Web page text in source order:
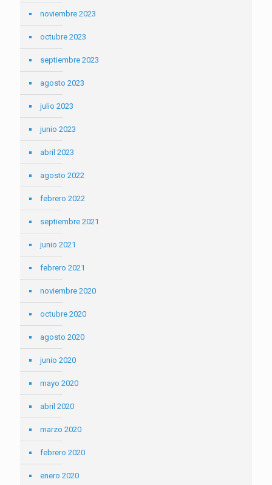
noviembre 2023
octubre 2023
septiembre 2023
agosto 2023
julio 2023
junio 2023
abril 2023
agosto 2022
febrero 2022
septiembre 2021
junio 2021
febrero 2021
noviembre 2020
octubre 2020
agosto 2020
junio 2020
mayo 2020
abril 2020
marzo 2020
febrero 2020
enero 2020